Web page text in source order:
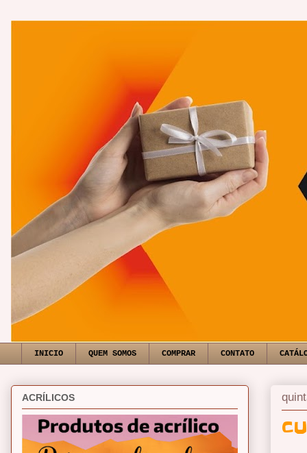
INICIO QUEM SOMOS COMPRAR CONTATO
ACRÍLICOS